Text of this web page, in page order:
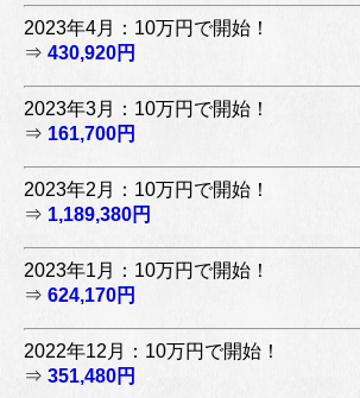
2023年4月：10万円で開始！
⇒ 430,920円
2023年3月：10万円で開始！
⇒ 161,700円
2023年2月：10万円で開始！
⇒ 1,189,380円
2023年1月：10万円で開始！
⇒ 624,170円
2022年12月：10万円で開始！
⇒ 351,480円